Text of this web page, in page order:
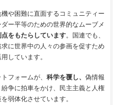
や困難に直面するコミュニティー
ー平等のための世界的なムーブメ
点をもたらしています。国連でも、
に世界中の人々の参画を促すため
しています。
フォームが、 科学を覆し、 偽情報
争に拍車をかけ、民主主義と人権
弱体化させています。